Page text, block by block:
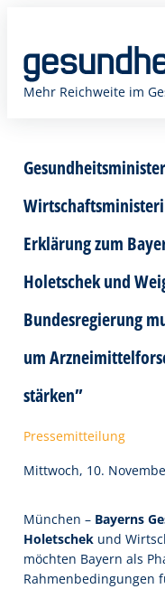
springen
Mehr Reichweite im
Erklärung zum
Holetschek und
Bundesregierung
um
stärken”
Pressemitteilung
Mittwoch, 10.
München – Bayerns
Holetschek und
möchten Bayern als
Rahmenbedingungen